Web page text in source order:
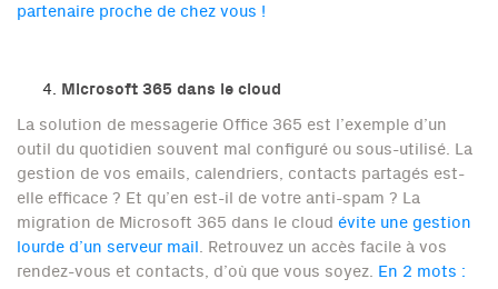
partenaire proche de chez vous !
Microsoft 365 dans le cloud
La solution de messagerie Office 365 est l’exemple d’un
outil du quotidien souvent mal configuré ou sous-utilisé. La
gestion de vos emails, calendriers, contacts partagés est-
elle efficace ? Et qu’en est-il de votre anti-spam ? La
migration de Microsoft 365 dans le cloud évite une gestion
lourde d’un serveur mail . Retrouvez un accès facile à vos
rendez-vous et contacts, d’où que vous soyez. En 2 mots :